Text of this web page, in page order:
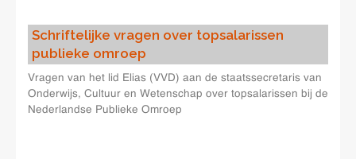
Schriftelijke vragen over topsalarissen
publieke omroep
Vragen van het lid Elias (VVD) aan de staatssecretaris van
Onderwijs, Cultuur en Wetenschap over topsalarissen bij de
Nederlandse Publieke Omroep